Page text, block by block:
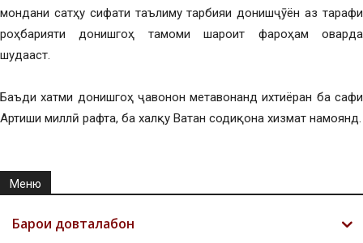
мондани сатҳу сифати таълиму тарбияи донишҷӯён аз тарафи
роҳбарияти донишгоҳ тамоми шароит фароҳам оварда
шудааст.
Баъди хатми донишгоҳ ҷавонон метавонанд ихтиёран ба сафи
Артиши миллӣ рафта, ба халқу Ватан содиқона хизмат намоянд.
Меню
Барои довталабон